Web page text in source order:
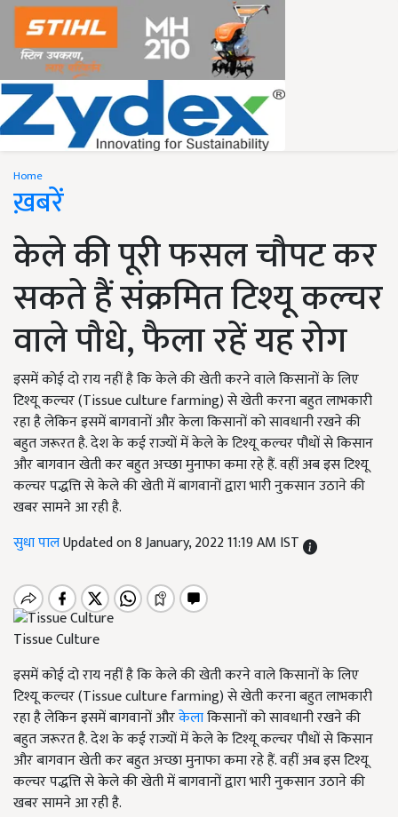
Home
ख़बरें
केले की पूरी फसल चौपट कर
सकते हैं संक्रमित टिश्यू कल्चर
वाले पौधे, फैला रहें यह रोग
इसमें कोई दो राय नहीं है कि केले की खेती करने वाले किसानों के लिए
टिश्यू कल्चर (Tissue culture farming) से खेती करना बहुत लाभकारी
रहा है लेकिन इसमें बागवानों और केला किसानों को सावधानी रखने की
बहुत जरूरत है. देश के कई राज्यों में केले के टिश्यू कल्चर पौधों से किसान
और बागवान खेती कर बहुत अच्छा मुनाफा कमा रहे हैं. वहीं अब इस टिश्यू
कल्चर पद्धत्ति से केले की खेती में बागवानों द्वारा भारी नुकसान उठाने की
खबर सामने आ रही है.
सुधा पालUpdated on 8 January, 2022 11:19 AM IST
Tissue Culture
इसमें कोई दो राय नहीं है कि केले की खेती करने वाले किसानों के लिए
टिश्यू कल्चर (Tissue culture farming) से खेती करना बहुत लाभकारी
रहा है लेकिन इसमें बागवानों औरकेलाकिसानों को सावधानी रखने की
बहुत जरूरत है. देश के कई राज्यों में केले के टिश्यू कल्चर पौधों से किसान
और बागवान खेती कर बहुत अच्छा मुनाफा कमा रहे हैं. वहीं अब इस टिश्यू
कल्चर पद्धत्ति से केले की खेती में बागवानों द्वारा भारी नुकसान उठाने की
खबर सामने आ रही है.